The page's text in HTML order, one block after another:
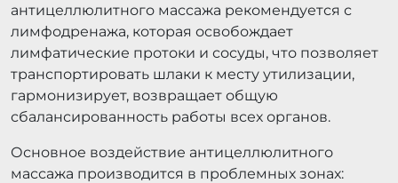
антицеллюлитного массажа рекомендуется с
лимфодренажа, которая освобождает
лимфатические протоки и сосуды, что позволяет
транспортировать шлаки к месту утилизации,
гармонизирует, возвращает общую
сбалансированность работы всех органов.
Основное воздействие антицеллюлитного
массажа производится в проблемных зонах: